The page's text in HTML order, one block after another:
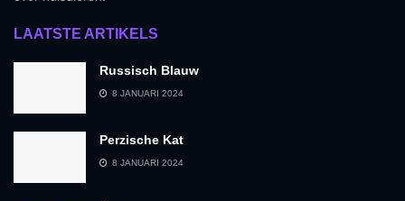
LAATSTE ARTIKELS
Russisch Blauw
8 JANUARI 2024
Perzische Kat
8 JANUARI 2024